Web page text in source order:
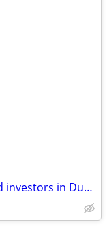
Anyone want to sell their gold to gold investors in Dubai?